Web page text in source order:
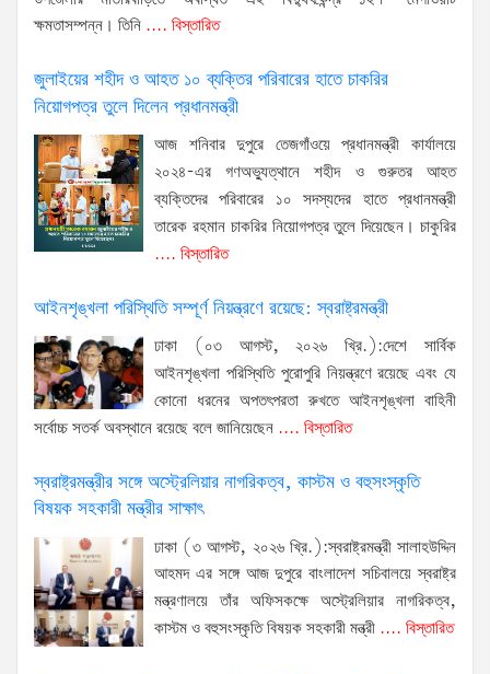
ক্ষমতাসম্পন্ন। তিনি .... বিস্তারিত
জুলাইয়ের শহীদ ও আহত ১০ ব্যক্তির পরিবারের হাতে চাকরির
নিয়োগপত্র তুলে দিলেন প্রধানমন্ত্রী
আজ শনিবার দুপুরে তেজগাঁওয়ে প্রধানমন্ত্রী কার্যালয়ে
২০২৪-এর গণঅভ্যুত্থানে শহীদ ও গুরুতর আহত
ব্যক্তিদের পরিবারের ১০ সদস্যদের হাতে প্রধানমন্ত্রী
তারেক রহমান চাকরির নিয়োগপত্র তুলে দিয়েছেন। চাকুরির
.... বিস্তারিত
আইনশৃঙ্খলা পরিস্থিতি সম্পূর্ণ নিয়ন্ত্রণে রয়েছে: স্বরাষ্ট্রমন্ত্রী
ঢাকা (০৩ আগস্ট, ২০২৬ খ্রি.):দেশে সার্বিক
আইনশৃঙ্খলা পরিস্থিতি পুরোপুরি নিয়ন্ত্রণে রয়েছে এবং যে
কোনো ধরনের অপতৎপরতা রুখতে আইনশৃঙ্খলা বাহিনী
সর্বোচ্চ সতর্ক অবস্থানে রয়েছে বলে জানিয়েছেন .... বিস্তারিত
স্বরাষ্ট্রমন্ত্রীর সঙ্গে অস্ট্রেলিয়ার নাগরিকত্ব, কাস্টম ও বহুসংস্কৃতি
বিষয়ক সহকারী মন্ত্রীর সাক্ষাৎ
ঢাকা (৩ আগস্ট, ২০২৬ খ্রি.):স্বরাষ্ট্রমন্ত্রী সালাহউদ্দিন
আহমদ এর সঙ্গে আজ দুপুরে বাংলাদেশ সচিবালয়ে স্বরাষ্ট্র
মন্ত্রণালয়ে তাঁর অফিসকক্ষে অস্ট্রেলিয়ার নাগরিকত্ব,
কাস্টম ও বহুসংস্কৃতি বিষয়ক সহকারী মন্ত্রী .... বিস্তারিত